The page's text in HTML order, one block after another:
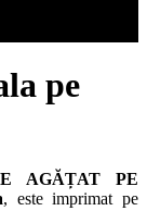
pe
AGĂȚAT PE
, este imprimat pe